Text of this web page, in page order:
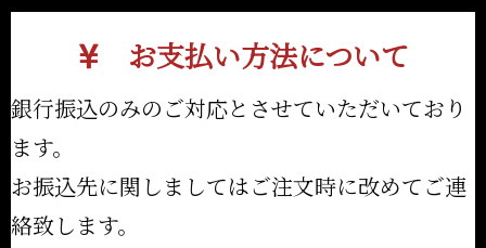
お支払い方法について
銀行振込のみのご対応とさせていただいており
ます。
お振込先に関しましてはご注文時に改めてご連
絡致します。